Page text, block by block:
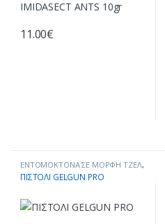
11.00€
ΕΝΤΟΜΟΚΤΟΝΑ ΣΕ ΜΟΡΦΗ ΤΖΕΛ,
ΚΑΤΑΠΟΛΕΜΗΣΗ ΕΝΤΟΜΩΝ
ΠΙΣΤΟΛΙ GELGUN PRO